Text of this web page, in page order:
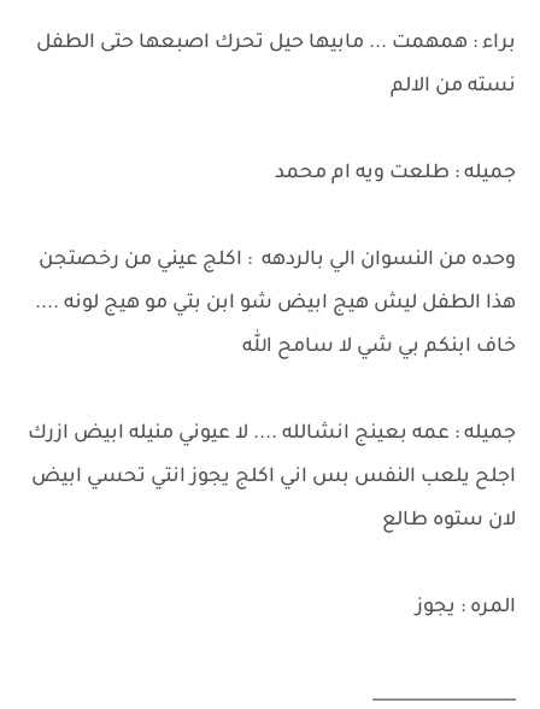
براء : همهمت ... مابيها حيل تحرك اصبعها حتى الطفل
نسته من الالم
جميله : طلعت ويه ام محمد
وحده من النسوان الي بالردهه : اكلج عيني من رخصتجن
هذا الطفل ليش هيج ابيض شو ابن بتي مو هيج لونه ....
خاف ابنكم بي شي لا سامح الله
جميله : عمه بعينج انشالله .... لا عيوني منيله ابيض ازرك
اجلح يلعب النفس بس اني اكلج يجوز انتي تحسي ابيض
لان ستوه طالع
المره : يجوز
_________________